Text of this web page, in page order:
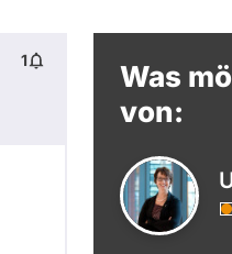
1
Was
von: